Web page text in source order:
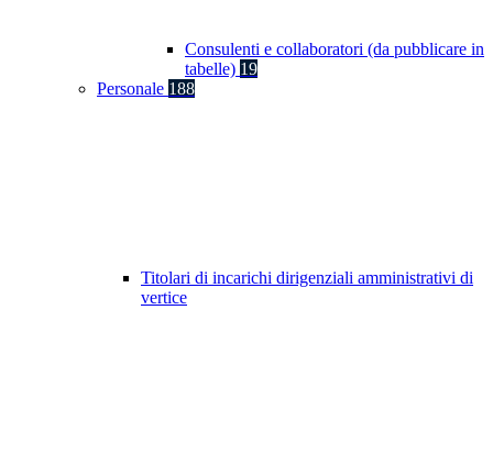
Consulenti e collaboratori (da pubblicare in
tabelle) 19
Personale 188
Titolari di incarichi dirigenziali amministrativi di
vertice